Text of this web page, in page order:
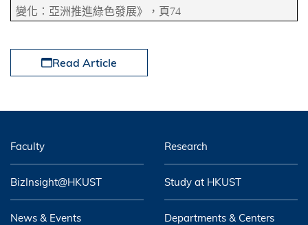
變化：亞洲推進綠色發展》，頁74
Read Article
Faculty Research
BizInsight@HKUST Study at HKUST
News & Events Departments & Centers